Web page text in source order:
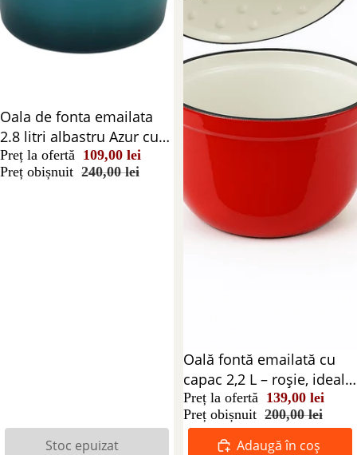
Stoc epuizat
Oala de fonta emailata
2.8 litri albastru Azur cu
capac
Preț la ofertă 109,00 lei
Preț obișnuit 240,00 lei
Stoc epuizat
Reducere 31%
Oală fontă emailată cu
capac 2,2 L – roșie, ideală
pentru gătit lent
Preț la ofertă 139,00 lei
Preț obișnuit 200,00 lei
Adaugă în coș